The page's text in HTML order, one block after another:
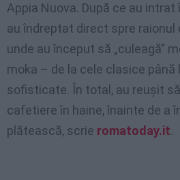
Appia Nuova. După ce au intrat
au îndreptat direct spre
unde au început să „culeagă”
moka – de la cele clasice până
sofisticate. În total, au reușit
cafetiere în haine, înainte de a
plătească, scrie romatoday.it.